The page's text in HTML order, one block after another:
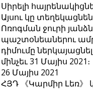
Սիրելի
Այսու կը
Ոռոգման ջուրի
պաշտօնեաներու
դիմումը
մինչեւ 31 Մայիս 2021։
26 Մայիս 2021
ՀՅԴ 《Կարմիր Լեռ》